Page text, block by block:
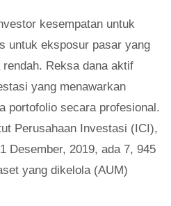
kesempatan untuk
untuk eksposur pasar yang
Reksa dana aktif
yang menawarkan
portofolio secara profesional.
Perusahaan Investasi (ICI),
Desember, 2019, ada 7, 945
yang dikelola (AUM)